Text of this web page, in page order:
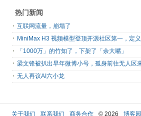
热门新闻
互联网流量，崩塌了
「1000万」的竹知了，下架了「余大嘴」
无人再议AI六小龙
关于我们 联系我们 商务合作 © 2026 博客园